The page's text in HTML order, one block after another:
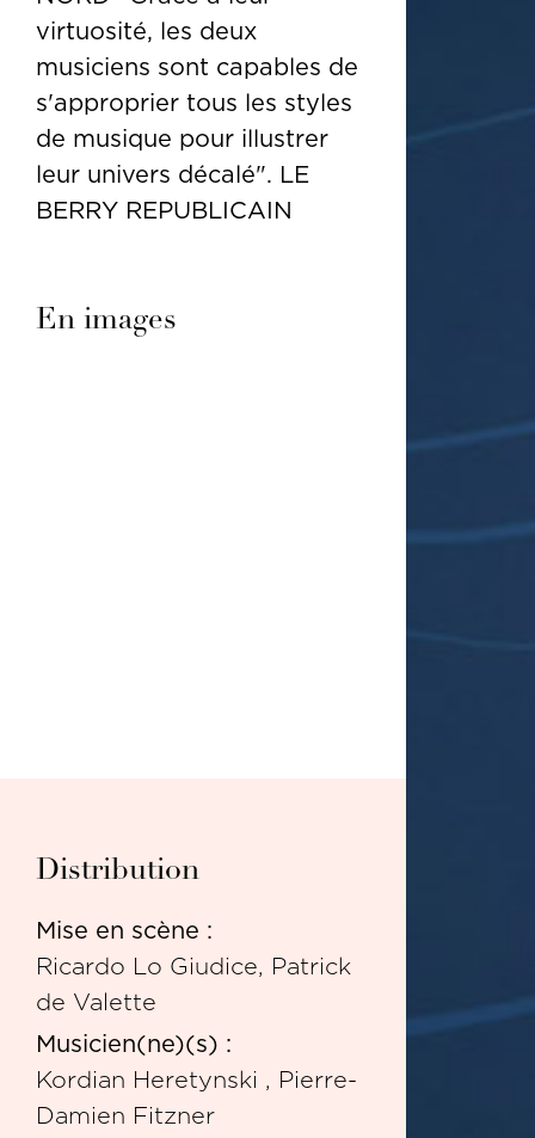
virtuosité, les deux
musiciens sont capables de
s'approprier tous les styles
de musique pour illustrer
leur univers décalé". LE
BERRY REPUBLICAIN
En images
Distribution
Mise en scène :
Ricardo Lo Giudice, Patrick
de Valette
Musicien(ne)(s) :
Kordian Heretynski , Pierre-
Damien Fitzner